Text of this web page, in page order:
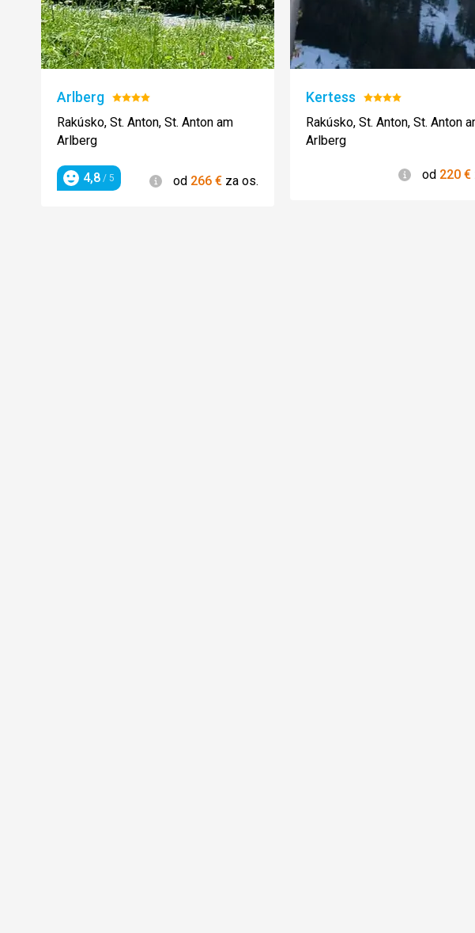
Arlberg Hodnotenie:
4/5
Rakúsko, St. Anton, St. Anton am
Arlberg
Hodnotenie
4,8 / 5 Informácie
od 266 € za os.
Kertess Hodnotenie:
4/5
Rakúsko, St. Anton, St. Anton
Arlberg
Informácie
od 220 €